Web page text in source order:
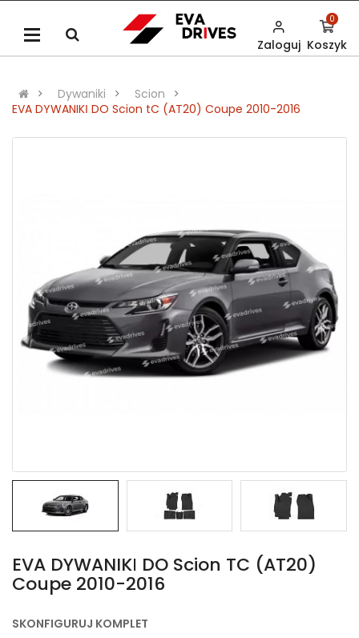
Zaloguj Koszyk
0
Dywaniki
Scion
EVA DYWANIKІ DO Scion tC (AT20) Coupe 2010-2016
EVA DYWANIKІ DO Scion TC (AT20)
Coupe 2010-2016
SKONFIGURUJ KOMPLET